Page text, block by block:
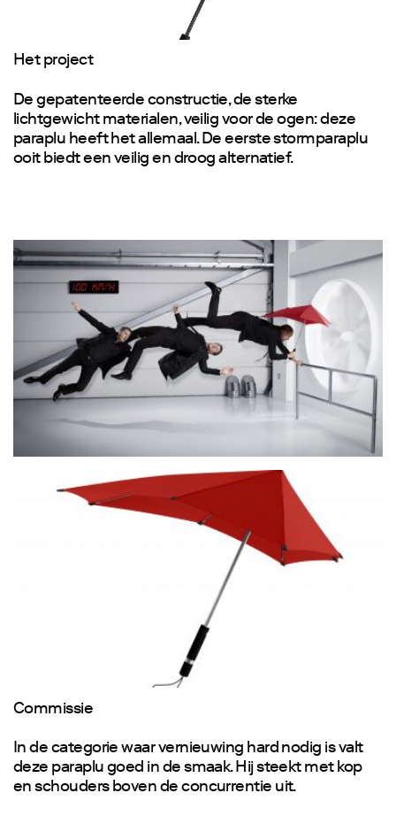
Het project
De gepatenteerde constructie, de sterke
lichtgewicht materialen, veilig voor de ogen: deze
paraplu heeft het allemaal. De eerste stormparaplu
ooit biedt een veilig en droog alternatief.
Commissie
In de categorie waar vernieuwing hard nodig is valt
deze paraplu goed in de smaak. Hij steekt met kop
en schouders boven de concurrentie uit.